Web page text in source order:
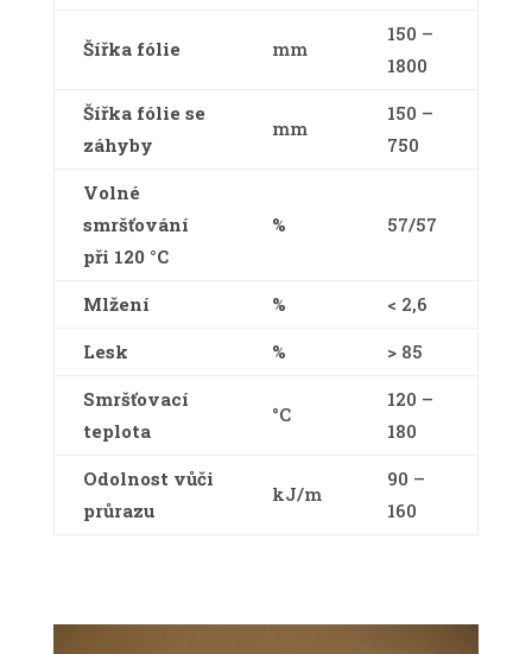
Šířka fólie mm
150 –
1800
Šířka fólie se
záhyby
mm
150 –
750
Volné
smršťování
při 120 °C
% 57/57
Mlžení %
< 2,6
Lesk
%
> 85
Smršťovací
teplota
°C
120 –
180
Odolnost vůči
průrazu
kJ/m
90 –
160